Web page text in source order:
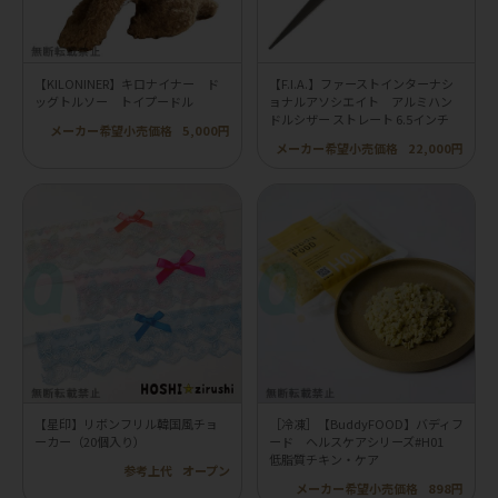
【KILONINER】キロナイナー ド
ッグトルソー トイプードル
メーカー希望小売価格
5,000円
【F.I.A.】ファーストインターナシ
ョナルアソシエイト アルミハン
ドルシザー ストレート 6.5インチ
メーカー希望小売価格
22,000円
【星印】リボンフリル韓国風チョ
ーカー（20個入り）
参考上代
オープン
［冷凍］【BuddyFOOD】バディフ
ード ヘルスケアシリーズ#H01
低脂質チキン・ケア
メーカー希望小売価格
898円